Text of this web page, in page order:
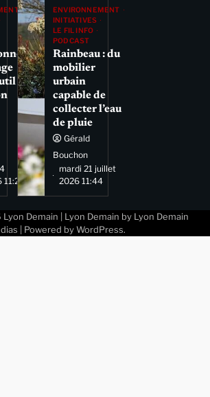
11:29
ENVIRONNEMENT
INITIATIVES
LE FIL INFO
PODCAST
Rainbeau : du
mobilier
urbain
capable de
collecter l’eau
de pluie
Gérald
Bouchon
mardi 21 juillet
2026 11:44
Lyon Demain | Lyon Demain by Lyon Demain
| Powered by WordPress.